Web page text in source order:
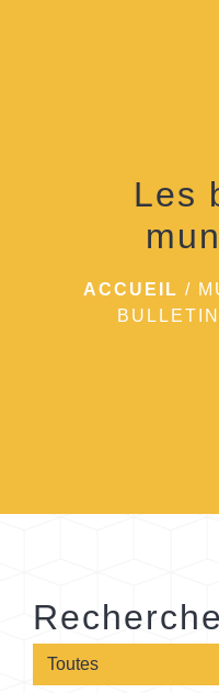
Les
ACCUEIL /
Toutes